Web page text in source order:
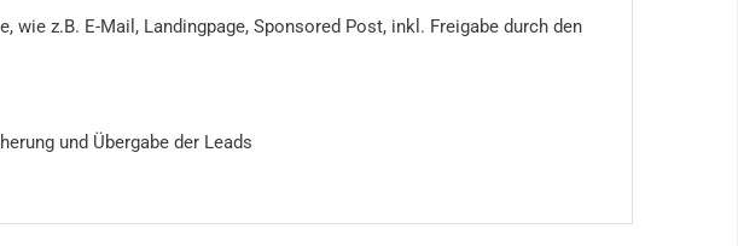
wie z.B. E-Mail, Landingpage, Sponsored Post, inkl. Freigabe durch den
und Übergabe der Leads